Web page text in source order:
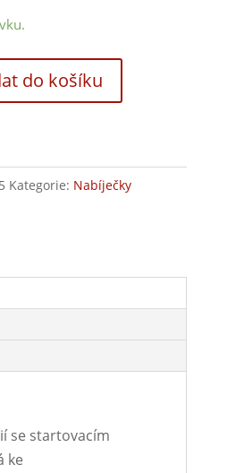
do košíku
Kategorie: Nabíječky
se startovacím
ke